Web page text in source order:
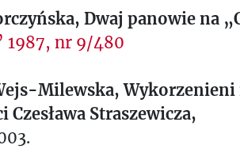
Dwaj panowie na
1987, nr 9/480
Milewska, Wykorzenieni
Czesława Straszewicza,